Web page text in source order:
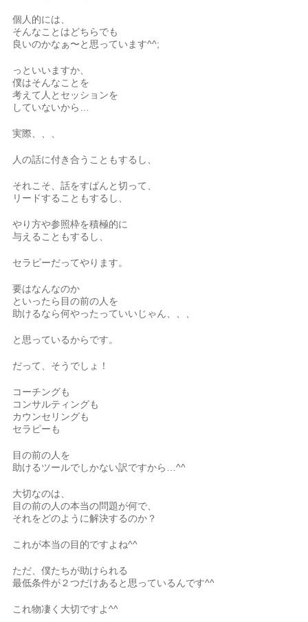
個人的には、
そんなことはどちらでも
良いのかなぁ〜と思っています^^;
っといいますか、
僕はそんなことを
考えて人とセッションを
していないから…
実際、、、
人の話に付き合うこともするし、
それこそ、話をすぱんと切って、
リードすることもするし、
やり方や参照枠を積極的に
与えることもするし、
セラピーだってやります。
要はなんなのか
といったら目の前の人を
助けるなら何やったっていいじゃん、、、
と思っているからです。
だって、そうでしょ！
コーチングも
コンサルティングも
カウンセリングも
セラピーも
目の前の人を
助けるツールでしかない訳ですから…^^
大切なのは、
目の前の人の本当の問題が何で、
それをどのように解決するのか？
これが本当の目的ですよね^^
ただ、僕たちが助けられる
最低条件が２つだけあると思っているんです^^
これ物凄く大切ですよ^^